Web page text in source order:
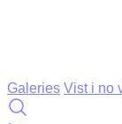
Galeries Vist i no